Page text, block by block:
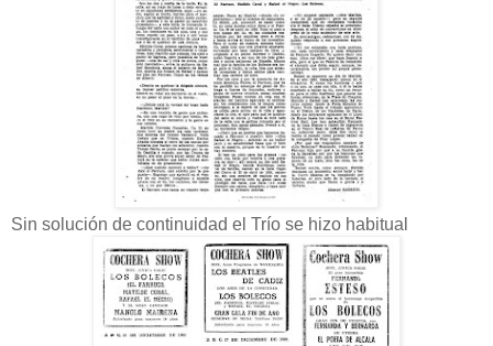
Sin solución de continuidad el Trío se hizo habitual